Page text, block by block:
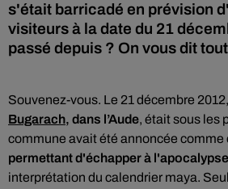
s'était barricadé en prévision
visiteurs à la date du 21
passé depuis ? On vous dit
Souvenez-vous. Le 21 décembre 2012,
Bugarach, dans l’Aude, était sous les
commune avait été annoncée comme
permettant d'échapper à l'apocalypse
interprétation du calendrier maya.